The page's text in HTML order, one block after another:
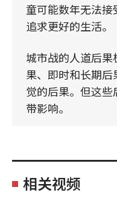
童可能数年无法
追求更好的生活。
城市战的人道后
果、即时和长期
觉的后果。但这
带影响。
相关视频